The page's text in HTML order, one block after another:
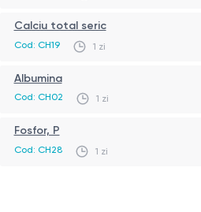
Calciu total seric
Cod: CH19 1 zi
Albumina
Cod: CH02 1 zi
Fosfor, P
Cod: CH28 1 zi